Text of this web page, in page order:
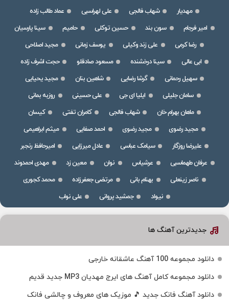
مهدیار
شهاب فالجی علی لهراسبی
عماد طالب زاده
امیر فرجام
سون بند حسین توکلی حامیم
سینا پارسیان
رضا کرمی
علی زند وکیلی یوسف زمانی
مجید اصلاحی
ابی عالی
سینا درخشنده مسعود صادقلو
حجت اشرف زاده
سهیل رحمانی
گرشا رضایی شاهین بنان
مجید یحیایی
سامان جلیلی
ایلیا ای جی علی حسینی
روزبه بمانی
ماهان بهرام خان
شهاب فالجی کامران تفتی
کیسان
مجید رضوی
مجید رضوی احمد صفایی
میثم ابراهیمی
علیرضا روزگار
سیامک عباسی عادل میرزایی
امیرحافظ رنجبر
عرفان طهماسبی
عرشیاس نوان معین زد
مهدی احمدوند
ناصر زینعلی
بهنام بانی مرتضی جعفرزاده
محمد کجوری
نیواد
جمشید پروانی علی نواب
جدیدترین آهنگ ها
دانلود مجموعه 100 آهنگ عاشقانه خارجی
دانلود مجموعه کامل آهنگ های ایرج مهدیان MP3 جدید قدیم
دانلود آهنگ فانک جدید 🎵 موزیک‌ های معروف و چالشی فانک